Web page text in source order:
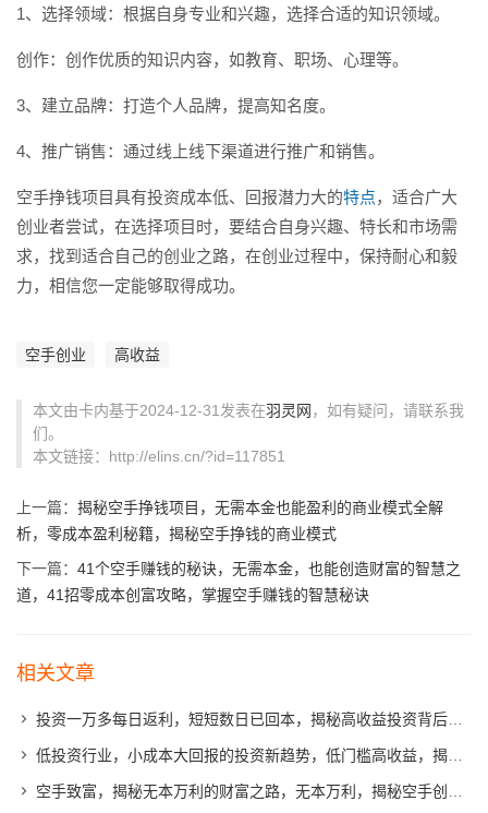
1、选择领域：根据自身专业和兴趣，选择合适的知识领域。
创作：创作优质的知识内容，如教育、职场、心理等。
3、建立品牌：打造个人品牌，提高知名度。
4、推广销售：通过线上线下渠道进行推广和销售。
空手挣钱项目具有投资成本低、回报潜力大的特点，适合广大
创业者尝试，在选择项目时，要结合自身兴趣、特长和市场需
求，找到适合自己的创业之路，在创业过程中，保持耐心和毅
力，相信您一定能够取得成功。
空手创业 高收益
本文由卡内基于2024-12-31发表在羽灵网 ，如有疑问，请联系我
们。
本文链接：http://elins.cn/?id=117851
上一篇： 揭秘空手挣钱项目，无需本金也能盈利的商业模式全解
析，零成本盈利秘籍，揭秘空手挣钱的商业模式
下一篇： 41个空手赚钱的秘诀，无需本金，也能创造财富的智慧之
道，41招零成本创富攻略，掌握空手赚钱的智慧秘诀
相关文章
投资一万多每日返利，短短数日已回本，揭秘高收益投资背后的真相，揭秘万元投资日返利背后的高收益真相
低投资行业，小成本大回报的投资新趋势，低门槛高收益，揭秘小成本大回报的潜力投资领域
空手致富，揭秘无本万利的财富之路，无本万利，揭秘空手创业的财富奥秘